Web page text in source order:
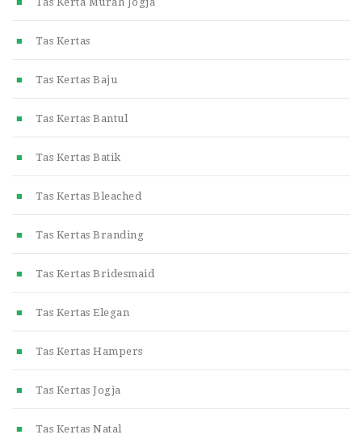
Tas Kertas
Tas Kertas Baju
Tas Kertas Bantul
Tas Kertas Batik
Tas Kertas Bleached
Tas Kertas Branding
Tas Kertas Bridesmaid
Tas Kertas Elegan
Tas Kertas Hampers
Tas Kertas Jogja
Tas Kertas Natal